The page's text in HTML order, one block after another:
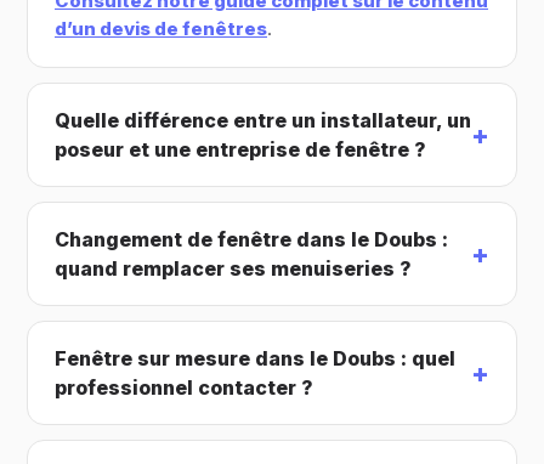
d’un devis de fenêtres.
Quelle différence entre un installateur, un
poseur et une entreprise de fenêtre ?
Changement de fenêtre dans le Doubs :
quand remplacer ses menuiseries ?
Fenêtre sur mesure dans le Doubs : quel
professionnel contacter ?